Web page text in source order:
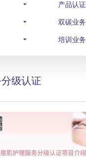
产品认证
双碳业务
培训业务
级认证